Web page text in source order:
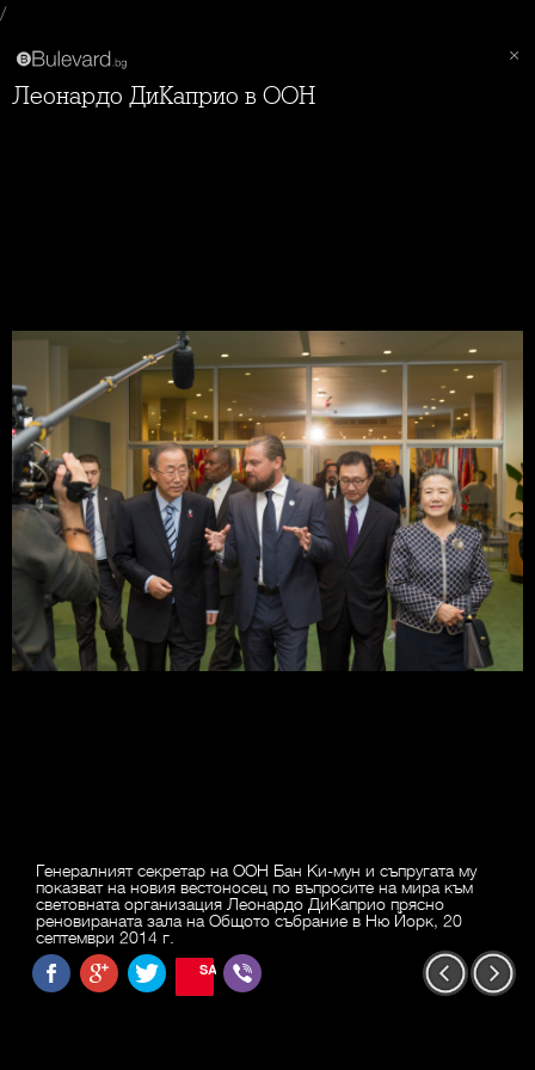
/
Леонардо ДиКаприо в ООН
Генералният секретар на ООН Бан Ки-мун и съпругата му
показват на новия вестоносец по въпросите на мира към
световната организация Леонардо ДиКаприо прясно
реновираната зала на Общото събрание в Ню Йорк, 20
септември 2014 г.
SAVE